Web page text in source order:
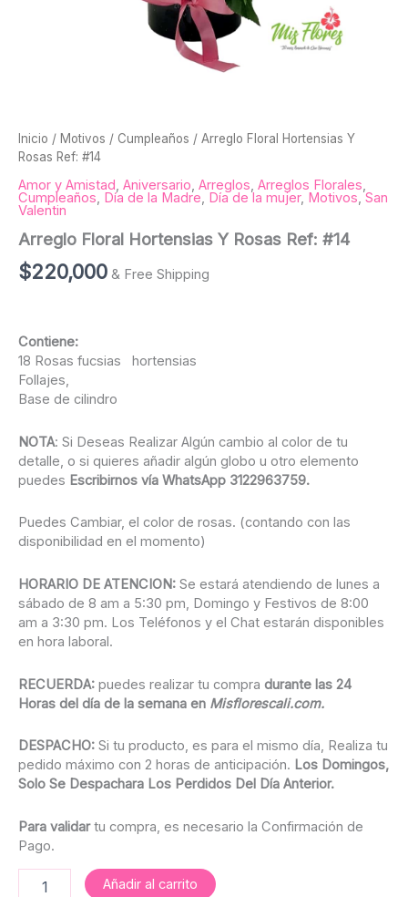
Inicio / Motivos / Cumpleaños / Arreglo Floral Hortensias Y
Rosas Ref: #14
Amor y Amistad, Aniversario, Arreglos, Arreglos Florales,
Cumpleaños, Día de la Madre, Día de la mujer, Motivos,San
Valentin
Arreglo Floral Hortensias Y Rosas Ref: #14
$220,000 & Free Shipping
Contiene:
18 Rosas fucsias hortensias
Follajes,
Base de cilindro
NOTA: Si Deseas Realizar Algún cambio al color de tu
detalle, o si quieres añadir algún globo u otro elemento
puedes Escribirnos vía WhatsApp 3122963759.
Puedes Cambiar, el color de rosas. (contando con las
disponibilidad en el momento)
HORARIO DE ATENCION: Se estará atendiendo de lunes a
sábado de 8 am a 5:30 pm, Domingo y Festivos de 8:00
am a 3:30 pm. Los Teléfonos y el Chat estarán disponibles
en hora laboral.
RECUERDA: puedes realizar tu compra durante las 24
Horas del día de la semana en Misflorescali.com.
DESPACHO: Si tu producto, es para el mismo día, Realiza tu
pedido máximo con 2 horas de anticipación. Los Domingos,
Solo Se Despachara Los Perdidos Del Día Anterior.
Para validartu compra, es necesario la Confirmación de
Pago.
Añadir al carrito